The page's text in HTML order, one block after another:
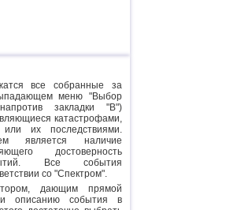
все собранные за
меню "Выбор
закладки "В")
катастрофами,
их последствиями.
является наличие
достоверность
Все события
со "Спектром".
дающим прямой
описанию события в